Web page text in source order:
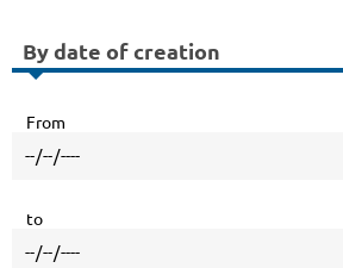
By date of creation
From
to